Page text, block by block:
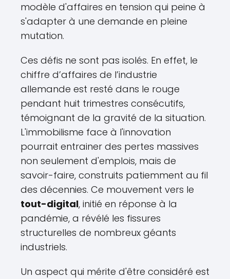
modèle d'affaires en tension qui peine à
s'adapter à une demande en pleine
mutation.
Ces défis ne sont pas isolés. En effet, le
chiffre d’affaires de l’industrie
allemande est resté dans le rouge
pendant huit trimestres consécutifs,
témoignant de la gravité de la situation.
L'immobilisme face à l'innovation
pourrait entrainer des pertes massives
non seulement d'emplois, mais de
savoir-faire, construits patiemment au fil
des décennies. Ce mouvement vers le
tout-digital, initié en réponse à la
pandémie, a révélé les fissures
structurelles de nombreux géants
industriels.
Un aspect qui mérite d'être considéré est